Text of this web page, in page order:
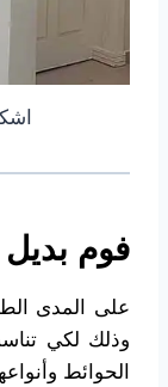
فوم
على المدى
وذلك لكي
الحوائط